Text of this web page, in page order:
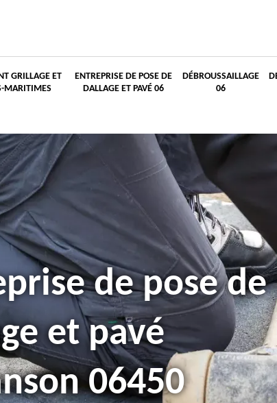
GRILLAGE ET
MARITIMES
ENTREPRISE DE POSE DE
DALLAGE ET PAVÉ 06
DÉBROUSSAILLAGE
06
de pose de
et pavé
06450